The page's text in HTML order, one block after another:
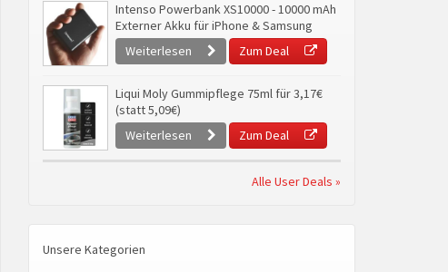
Intenso Powerbank XS10000 - 10000 mAh
Externer Akku für iPhone & Samsung
Weiterlesen
Zum Deal
Liqui Moly Gummipflege 75ml für 3,17€
(statt 5,09€)
Weiterlesen
Zum Deal
Alle User Deals »
Unsere Kategorien